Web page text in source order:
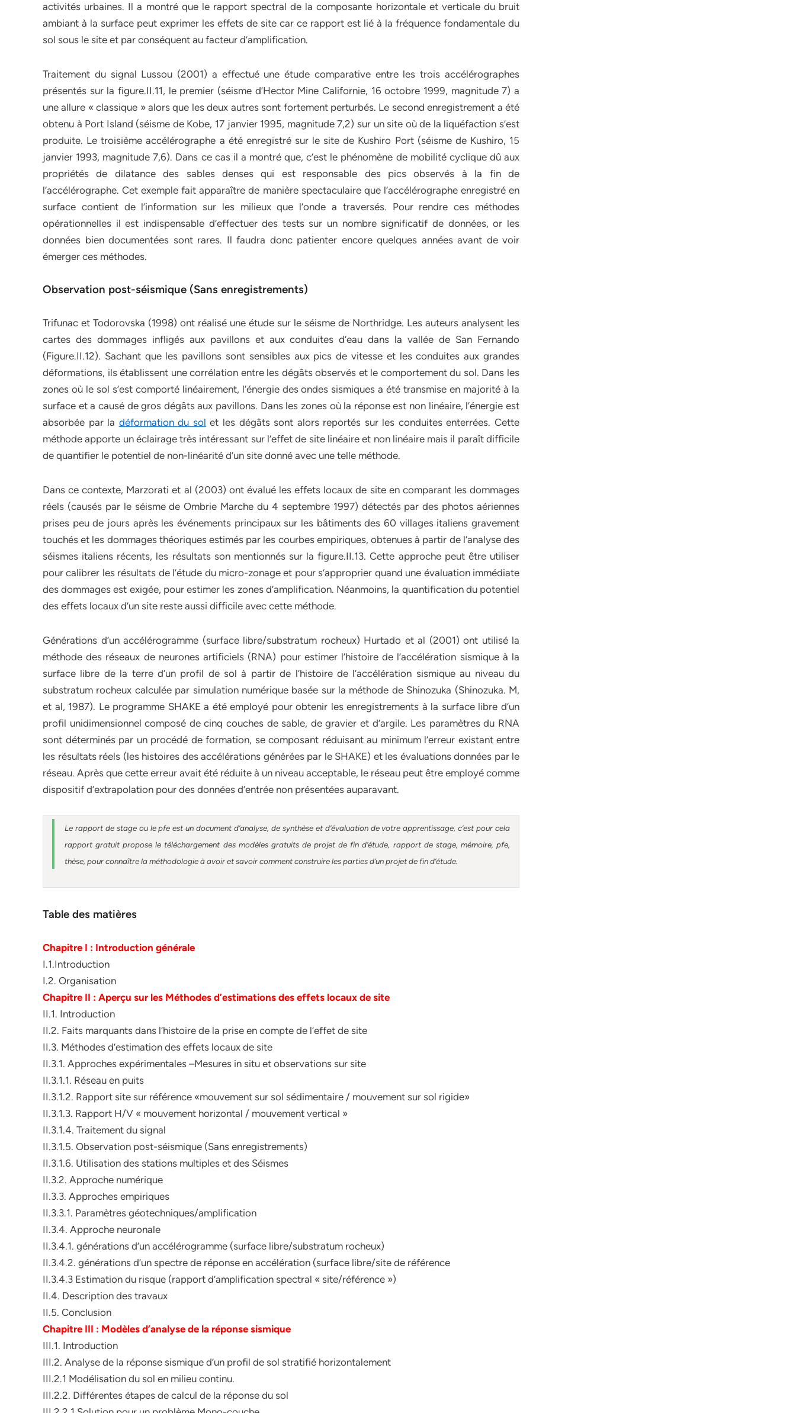
activités urbaines. Il a montré que le rapport spectral de la composante horizontale et verticale du bruit
ambiant à la surface peut exprimer les effets de site car ce rapport est lié à la fréquence fondamentale du
sol sous le site et par conséquent au facteur d’amplification.
Traitement du signal Lussou (2001) a effectué une étude comparative entre les trois accélérographes
présentés sur la figure.II.11, le premier (séisme d’Hector Mine Californie, 16 octobre 1999, magnitude 7) a
une allure « classique » alors que les deux autres sont fortement perturbés. Le second enregistrement a été
obtenu à Port Island (séisme de Kobe, 17 janvier 1995, magnitude 7,2) sur un site où de la liquéfaction s’est
produite. Le troisième accélérographe a été enregistré sur le site de Kushiro Port (séisme de Kushiro, 15
janvier 1993, magnitude 7,6). Dans ce cas il a montré que, c’est le phénomène de mobilité cyclique dû aux
propriétés de dilatance des sables denses qui est responsable des pics observés à la fin de
l’accélérographe. Cet exemple fait apparaître de manière spectaculaire que l’accélérographe enregistré en
surface contient de l’information sur les milieux que l’onde a traversés. Pour rendre ces méthodes
opérationnelles il est indispensable d’effectuer des tests sur un nombre significatif de données, or les
données bien documentées sont rares. Il faudra donc patienter encore quelques années avant de voir
émerger ces méthodes.
Observation post-séismique (Sans enregistrements)
Trifunac et Todorovska (1998) ont réalisé une étude sur le séisme de Northridge. Les auteurs analysent les
cartes des dommages infligés aux pavillons et aux conduites d’eau dans la vallée de San Fernando
(Figure.II.12). Sachant que les pavillons sont sensibles aux pics de vitesse et les conduites aux grandes
déformations, ils établissent une corrélation entre les dégâts observés et le comportement du sol. Dans les
zones où le sol s’est comporté linéairement, l’énergie des ondes sismiques a été transmise en majorité à la
surface et a causé de gros dégâts aux pavillons. Dans les zones où la réponse est non linéaire, l’énergie est
absorbée par la déformation du sol et les dégâts sont alors reportés sur les conduites enterrées. Cette
méthode apporte un éclairage très intéressant sur l’effet de site linéaire et non linéaire mais il paraît difficile
de quantifier le potentiel de non-linéarité d’un site donné avec une telle méthode.
Dans ce contexte, Marzorati et al (2003) ont évalué les effets locaux de site en comparant les dommages
réels (causés par le séisme de Ombrie Marche du 4 septembre 1997) détectés par des photos aériennes
prises peu de jours après les événements principaux sur les bâtiments des 60 villages italiens gravement
touchés et les dommages théoriques estimés par les courbes empiriques, obtenues à partir de l’analyse des
séismes italiens récents, les résultats son mentionnés sur la figure.II.13. Cette approche peut être utiliser
pour calibrer les résultats de l’étude du micro-zonage et pour s’approprier quand une évaluation immédiate
des dommages est exigée, pour estimer les zones d’amplification. Néanmoins, la quantification du potentiel
des effets locaux d’un site reste aussi difficile avec cette méthode.
Générations d’un accélérogramme (surface libre/substratum rocheux) Hurtado et al (2001) ont utilisé la
méthode des réseaux de neurones artificiels (RNA) pour estimer l’histoire de l’accélération sismique à la
surface libre de la terre d’un profil de sol à partir de l’histoire de l’accélération sismique au niveau du
substratum rocheux calculée par simulation numérique basée sur la méthode de Shinozuka (Shinozuka. M,
et al, 1987). Le programme SHAKE a été employé pour obtenir les enregistrements à la surface libre d’un
profil unidimensionnel composé de cinq couches de sable, de gravier et d’argile. Les paramètres du RNA
sont déterminés par un procédé de formation, se composant réduisant au minimum l’erreur existant entre
les résultats réels (les histoires des accélérations générées par le SHAKE) et les évaluations données par le
réseau. Après que cette erreur avait été réduite à un niveau acceptable, le réseau peut être employé comme
dispositif d’extrapolation pour des données d’entrée non présentées auparavant.
Le rapport de stage ou le pfe est un document d’analyse, de synthèse et d’évaluation de votre apprentissage, c’est pour cela
rapport gratuitpropose le téléchargement des modèles gratuits de projet de fin d’étude, rapport de stage, mémoire, pfe,
thèse, pour connaître la méthodologie à avoir et savoir comment construire les parties d’un projet de fin d’étude
Table des matières
Chapitre I : Introduction générale
I.1.Introduction
I.2. Organisation
Chapitre II : Aperçu sur les Méthodes d’estimations des effets locaux de site
II.1. Introduction
II.2. Faits marquants dans l’histoire de la prise en compte de l’effet de site
II.3. Méthodes d’estimation des effets locaux de site
II.3.1. Approches expérimentales –Mesures in situ et observations sur site
II.3.1.1. Réseau en puits
II.3.1.2. Rapport site sur référence «mouvement sur sol sédimentaire / mouvement sur sol rigide»
II.3.1.3. Rapport H/V « mouvement horizontal / mouvement vertical »
II.3.1.4. Traitement du signal
II.3.1.5. Observation post-séismique (Sans enregistrements)
II.3.1.6. Utilisation des stations multiples et des Séismes
II.3.2. Approche numérique
II.3.3. Approches empiriques
II.3.3.1. Paramètres géotechniques/amplification
II.3.4. Approche neuronale
II.3.4.1. générations d’un accélérogramme (surface libre/substratum rocheux)
II.3.4.2. générations d’un spectre de réponse en accélération (surface libre/site de référence
II.3.4.3 Estimation du risque (rapport d’amplification spectral « site/référence »)
II.4. Description des travaux
II.5. Conclusion
Chapitre III : Modèles d’analyse de la réponse sismique
III.1. Introduction
III.2. Analyse de la réponse sismique d’un profil de sol stratifié horizontalement
III.2.1 Modélisation du sol en milieu continu.
III.2.2. Différentes étapes de calcul de la réponse du sol